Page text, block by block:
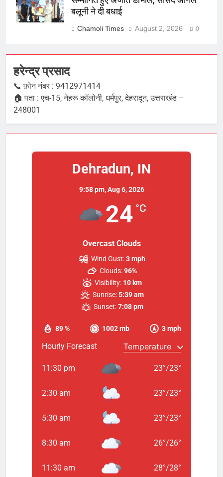
बलूनी ने दी बधाई
Chamoli Times August 2, 2026 0
हरेन्द्र प्रसाद
📞 फ़ोन नंबर : 9412971414
🏠 पता : एच-15, नेहरू कॉलोनी, धर्मपुर, देहरादून, उत्तराखंड –
248001
Dehradun, IN
9:58 pm,Aug 6, 2026
24 °C
Overcast Clouds
89 % 1002 mb 3 mph
Wind Gust:3 mph
Clouds:96%
Visibility: 10 km
Sunrise:5:39 am
Sunset: 7:08 pm
Hourly Forecast
11:30 pm 23°/23°
2:30 am 23°/23°
5:30 am 23°/23°
8:30 am 26°/26°
11:30 am 28°/28°